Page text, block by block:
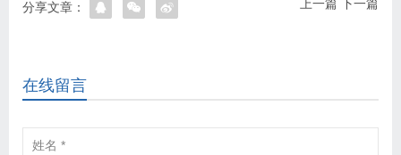
上一篇 下一篇
分享文章：
在线留言